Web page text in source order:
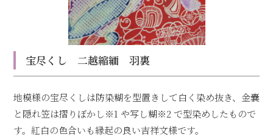
宝尽くし 二越縮緬 羽裏
地模様の宝尽くしは防染糊を型置きして白く染め抜き、金嚢
と隠れ笠は摺りぼかし※1 や写し糊※2 で型染めしたもので
す。紅白の色合いも縁起の良い吉祥文様です。